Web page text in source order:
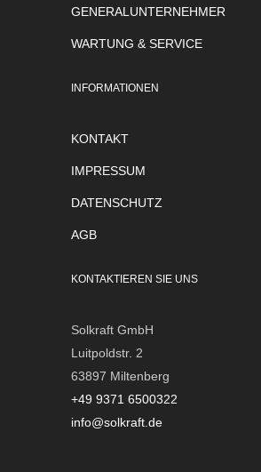
GENERALUNTERNEHMER
WARTUNG & SERVICE
INFORMATIONEN
KONTAKT
IMPRESSUM
DATENSCHUTZ
AGB
KONTAKTIEREN SIE UNS
Solkraft GmbH
Luitpoldstr. 2
63897 Miltenberg
+49 9371 6500322
info@solkraft.de